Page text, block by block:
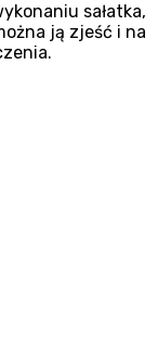
sałatka,
ją zjeść i na